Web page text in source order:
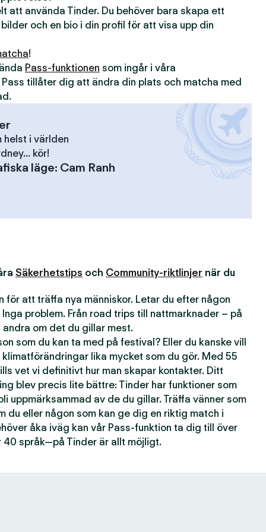
att använda Tinder. Du behöver bara skapa ett
och en bio i din profil för att visa upp din
!
Pass-funktionen som ingår i våra
Pass tillåter dig att ändra din plats och matcha med
helst i världen
kör!
läge: Cam Ranh
Säkerhetstips och Community-riktlinjer när du
för att träffa nya människor. Letar du efter någon
problem. Från road trips till nattmarknader – på
om det du gillar mest.
som du kan ta med på festival? Eller du kanske vill
klimatförändringar lika mycket som du gör. Med 55
vet vi definitivt hur man skapar kontakter. Ditt
blev precis lite bättre: Tinder har funktioner som
uppmärksammad av de du gillar. Träffa vänner som
du eller någon som kan ge dig en riktig match i
åka iväg kan vår Pass-funktion ta dig till över
40 språk—på Tinder är allt möjligt.